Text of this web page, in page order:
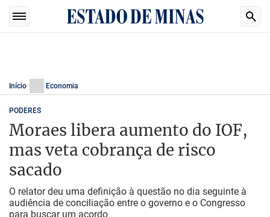
Início Economia
PODERES
Moraes libera aumento do IOF,
mas veta cobrança de risco
sacado
O relator deu uma definição à questão no dia seguinte à
audiência de conciliação entre o governo e o Congresso
para buscar um acordo